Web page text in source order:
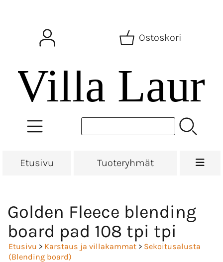
Ostoskori
Etusivu Tuoteryhmät
Golden Fleece blending
board pad 108 tpi tpi
Etusivu > Karstaus ja villakammat > Sekoitusalusta
(Blending board)